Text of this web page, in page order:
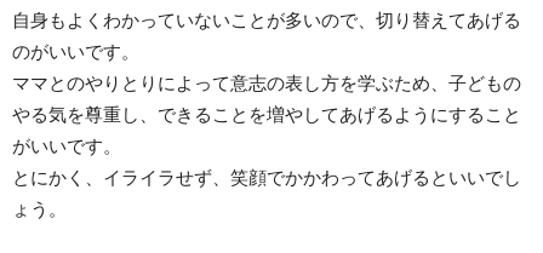
自身もよくわかっていないことが多いので、切り替えてあげる
のがいいです。
ママとのやりとりによって意志の表し方を学ぶため、子どもの
やる気を尊重し、できることを増やしてあげるようにすること
がいいです。
とにかく、イライラせず、笑顔でかかわってあげるといいでし
ょう。